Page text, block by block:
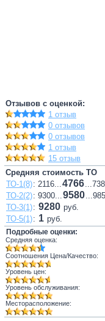
Отзывов с оценкой:
1 отзыв
0 отзывов
0 отзывов
1 отзыв
15 отзыв
Средняя стоимость ТО
ТО-1(8): 2116...4766
ТО-2(2): 9300...9580
ТО-3(1): 9280 руб.
ТО-5(1): 1 руб.
Подробные оценки:
Средняя оценка:
Соотношения Цена/Качество:
Уровень цен:
Уровень обслуживания:
Месторасположение: